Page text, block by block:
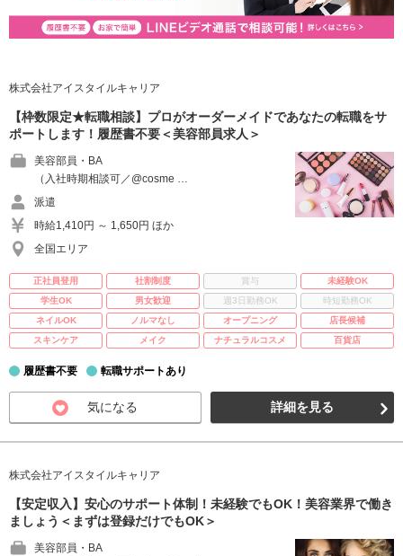
株式会社アイスタイルキャリア
【枠数限定★転職相談】プロがオーダーメイドであなたの転職をサ
ポートします！履歴書不要＜美容部員求人＞
美容部員・BA
（入社時期相談可／@cosme …
派遣
時給1,410円 ～ 1,650円 ほか
全国エリア
正社員登用 社割制度 賞与
未経験OK
学生OK
男女歓迎 週3日勤務OK
時短勤務OK
ネイルOK
ノルマなし オープニング
店長候補
スキンケア
メイク ナチュラルコスメ 百貨店
履歴書不要 転職サポートあり
気になる 詳細を見る
株式会社アイスタイルキャリア
【安定収入】安心のサポート体制！未経験でもOK！美容業界で働き
ましょう＜まずは登録だけでもOK＞
美容部員・BA